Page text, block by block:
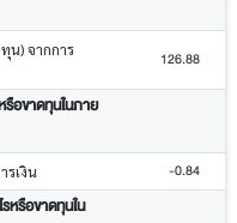
น) จากการ
126.88
รือขาดทุนในภาย
รเงิน -0.84
รหรือขาดทุนใน